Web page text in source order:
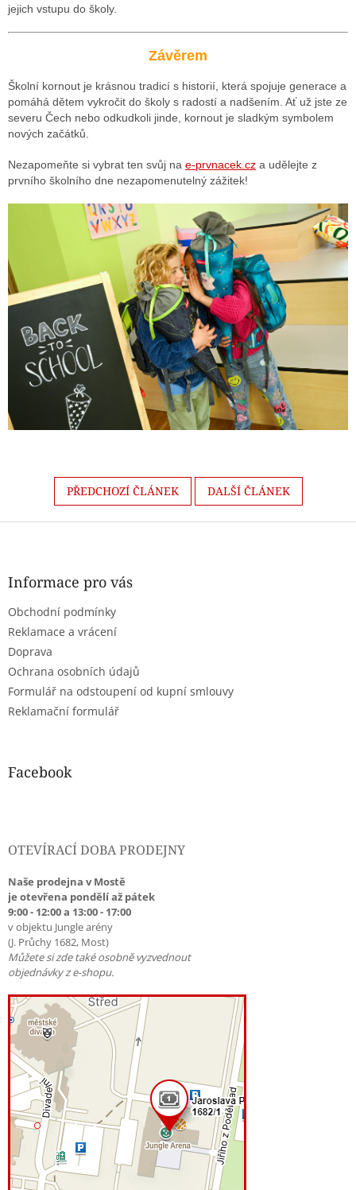
jejich vstupu do školy.
Závěrem
Školní kornout je krásnou tradicí s historií, která spojuje generace a
pomáhá dětem vykročit do školy s radostí a nadšením. Ať už jste ze
severu Čech nebo odkudkoli jinde, kornout je sladkým symbolem
nových začátků.
Nezapomeňte si vybrat ten svůj na e-prvnacek.cz a udělejte z
prvního školního dne nezapomenutelný zážitek!
PŘEDCHOZÍ ČLÁNEK DALŠÍ ČLÁNEK
Z
Informace pro vás
Obchodní podmínky
Reklamace a vrácení
Doprava
Ochrana osobních údajů
Formulář na odstoupení od kupní smlouvy
Reklamační formulář
Facebook
OTEVÍRACÍ DOBA PRODEJNY
Naše prodejna v Mostě
je otevřena pondělí až pátek
9:00 - 12:00 a 13:00 - 17:00
v objektu Jungle arény
(J. Průchy 1682, Most)
Můžete si zde také osobně vyzvednout
objednávky z e-shopu.